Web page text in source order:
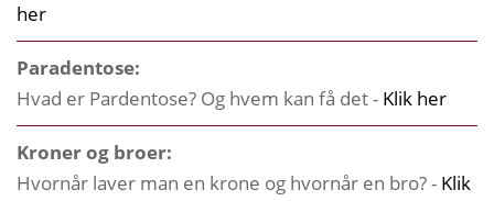
her
Paradentose:
Hvad er Pardentose? Og hvem kan få det - Klik her
Kroner og broer:
Hvornår laver man en krone og hvornår en bro? - Klik